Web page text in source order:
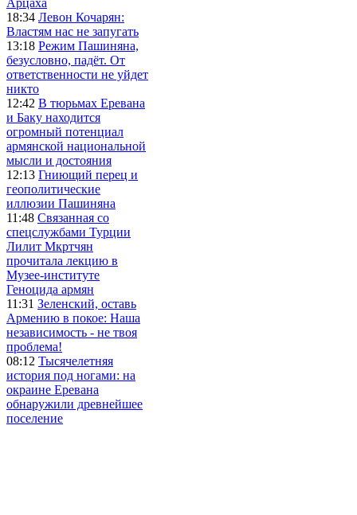
18:34 Левон Кочарян:
Властям нас не запугать
13:18 Режим Пашиняна,
безусловно, падёт. От
ответственности не уйдет
никто
12:42 В тюрьмах Еревана
и Баку находится
огромный потенциал
армянской национальной
мысли и достояния
12:13 Гниющий перец и
геополитические
иллюзии Пашиняна
11:48 Связанная со
спецслужбами Турции
Лилит Мкртчян
прочитала лекцию в
Музее-институте
Геноцида армян
11:31 Зеленский, оставь
Армению в покое: Наша
независимость - не твоя
проблема!
08:12 Тысячелетняя
история под ногами: на
окраине Еревана
обнаружили древнейшее
поселение